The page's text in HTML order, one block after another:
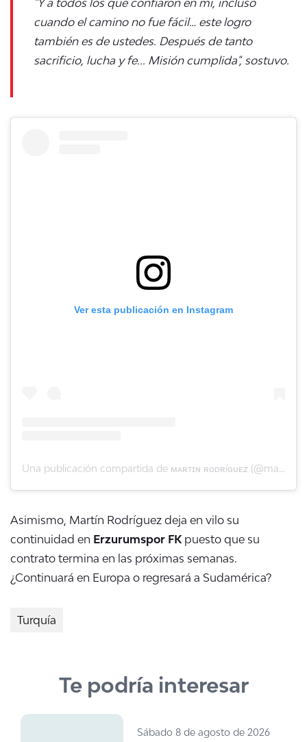
cuando el camino no fue fácil… este logro
también es de ustedes. Después de tanto
sacrificio, lucha y fe... Misión cumplida", sostuvo.
Ver esta publicación en Instagram
Asimismo, Martín Rodríguez deja en vilo su
continuidad en Erzurumspor FK puesto que su
contrato termina en las próximas semanas.
¿Continuará en Europa o regresará a Sudamérica?
Turquía
Te podría interesar
Sábado 8 de agosto de 2026